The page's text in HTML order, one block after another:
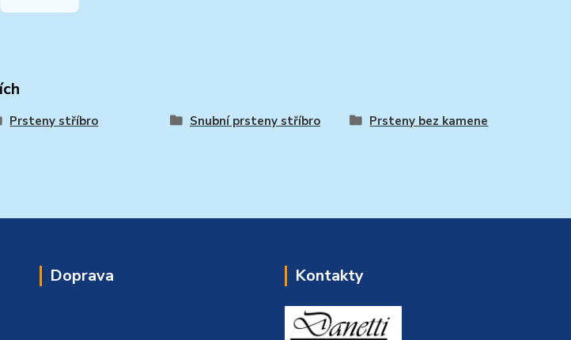
Prsteny stříbro Snubní prsteny stříbro
Prsteny bez kamene
Doprava Kontakty